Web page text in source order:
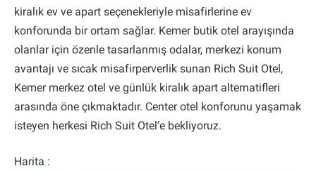
kiralık ev ve apart seçenekleriyle misafirlerine ev
konforunda bir ortam sağlar. Kemer butik otel arayışında
olanlar için özenle tasarlanmış odalar, merkezi konum
avantajı ve sıcak misafirperverlik sunan Rich Suit Otel,
Kemer merkez otel ve günlük kiralık apart alternatifleri
arasında öne çıkmaktadır. Center otel konforunu yaşamak
isteyen herkesi Rich Suit Otel’e bekliyoruz.
Harita :